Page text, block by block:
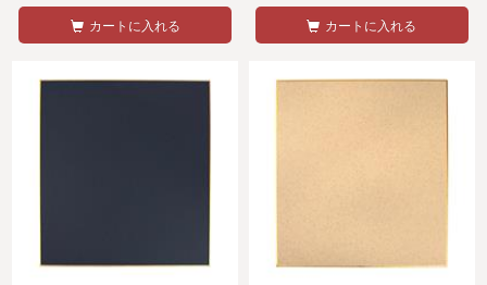
カートに入れる カートに入れる